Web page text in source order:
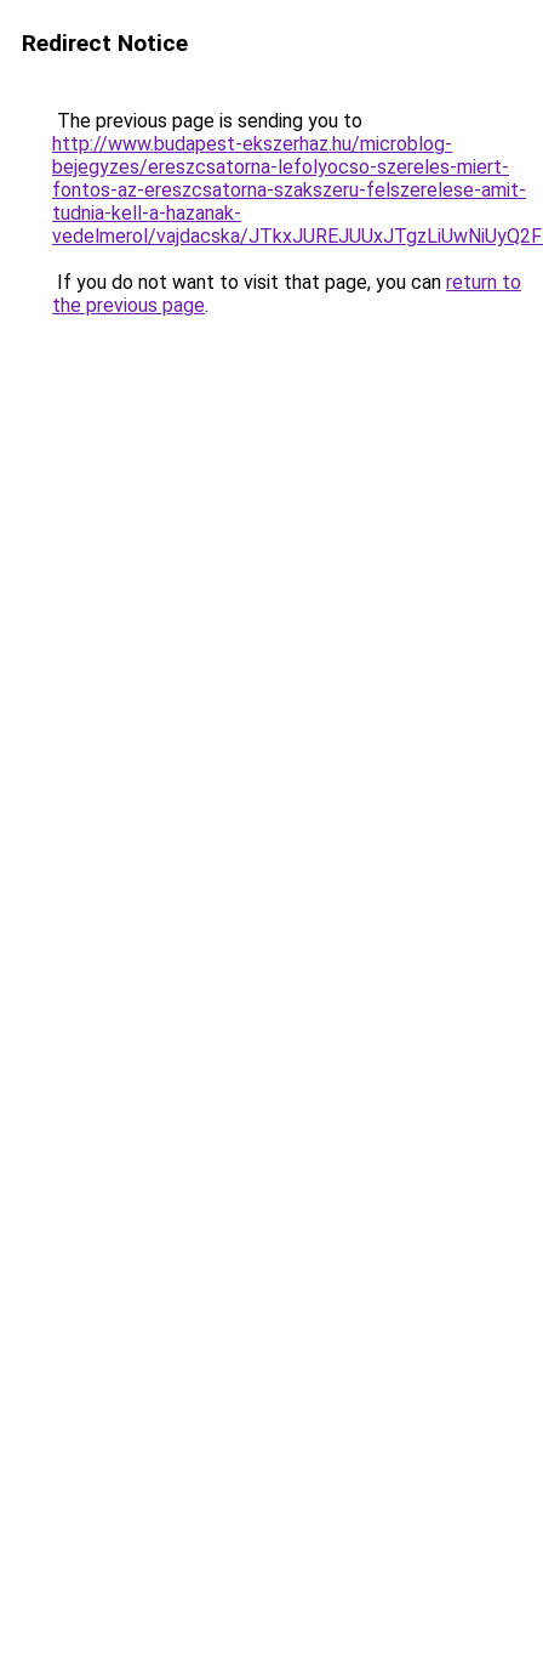
Redirect Notice
The previous page is sending you to
http://www.budapest-ekszerhaz.hu/microblog-
bejegyzes/ereszcsatorna-lefolyocso-szereles-miert-
fontos-az-ereszcsatorna-szakszeru-felszerelese-amit-
tudnia-kell-a-hazanak-
vedelmerol/vajdacska/
If you do not want to visit that page, you can return to
the previous page.